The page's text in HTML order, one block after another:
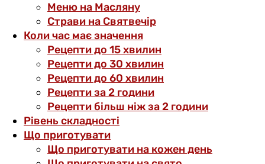
Меню на Масляну
Страви на Святвечір
Коли час має значення
Рецепти до 15 хвилин
Рецепти до 30 хвилин
Рецепти до 60 хвилин
Рецепти за 2 години
Рецепти більш ніж за 2 години
Рівень складності
Що приготувати
Що приготувати на кожен день